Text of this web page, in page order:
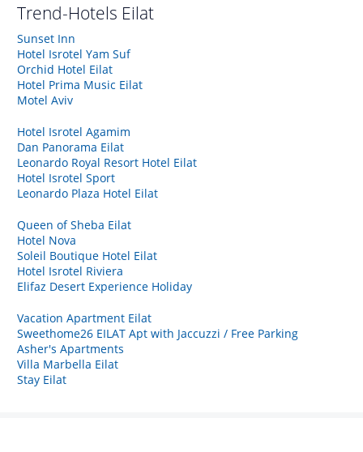
Trend-Hotels Eilat
Sunset Inn
Hotel Isrotel Yam Suf
Orchid Hotel Eilat
Hotel Prima Music Eilat
Motel Aviv
Hotel Isrotel Agamim
Dan Panorama Eilat
Leonardo Royal Resort Hotel Eilat
Hotel Isrotel Sport
Leonardo Plaza Hotel Eilat
Queen of Sheba Eilat
Hotel Nova
Soleil Boutique Hotel Eilat
Hotel Isrotel Riviera
Elifaz Desert Experience Holiday
Vacation Apartment Eilat
Sweethome26 EILAT Apt with Jaccuzzi / Free Parking
Asher's Apartments
Villa Marbella Eilat
Stay Eilat